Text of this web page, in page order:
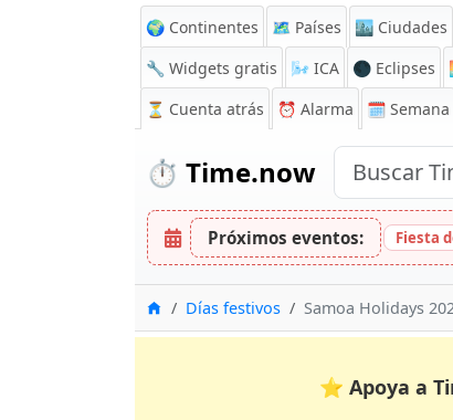
🌍 Continentes 🗺️ Países 🏙️ Ciudades
🔧 Widgets gratis
🌬️ ICA 🌑 Eclipses
⏳ Cuenta atrás ⏰ Alarma 🗓️ Semana
⏱️ Time.now
Próximos eventos: Fiesta
InicioDías festivos Samoa Holidays
⭐ Apoya a